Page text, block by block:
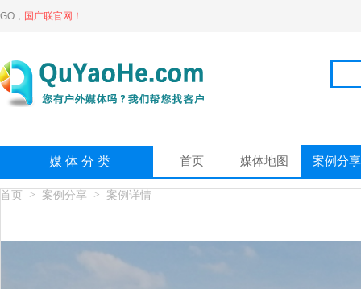
GO， 国广联官网！
首页 媒体地图 案例分享
媒 体 分 类
首页 > 案例分享 > 案例详情